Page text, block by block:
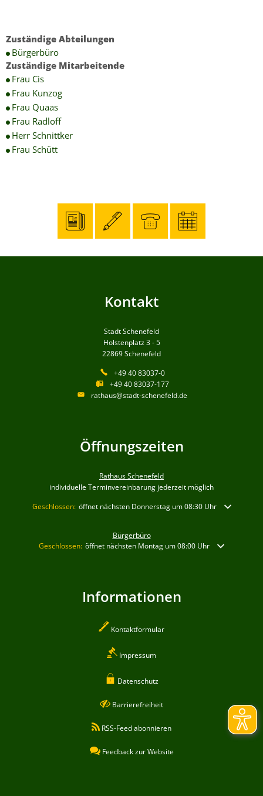
Zuständige Abteilungen
Bürgerbüro
Zuständige Mitarbeitende
Frau Cis
Frau Kunzog
Frau Quaas
Frau Radloff
Herr Schnittker
Frau Schütt
Kontakt
Stadt Schenefeld
Holstenplatz 3 - 5
22869Schenefeld
+49 40 83037-0
+49 40 83037-177
rathaus@stadt-schenefeld.de
Öffnungszeiten
Rathaus Schenefeld
individuelle Terminvereinbarung jederzeit möglich
Klicken, um weitere Öffnungs- oder Schließzeiten auszublenden
Geschlossen: öffnet nächsten Donnerstag um 08:30 Uhr
Bürgerbüro
Klicken, um weitere Öffnungs- oder Schließzeiten auszublenden
Geschlossen: öffnet nächsten Montag um 08:00 Uhr
Informationen
Kontaktformular
Impressum
Datenschutz
Barrierefreiheit
RSS-Feed abonnieren
Feedback zur Website